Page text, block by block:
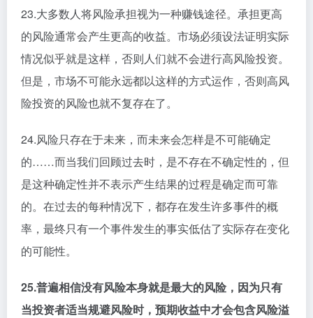
23.大多数人将风险承担视为一种赚钱途径。承担更高
的风险通常会产生更高的收益。市场必须设法证明实际
情况似乎就是这样，否则人们就不会进行高风险投资。
但是，市场不可能永远都以这样的方式运作，否则高风
险投资的风险也就不复存在了。
24.风险只存在于未来，而未来会怎样是不可能确定
的……而当我们回顾过去时，是不存在不确定性的，但
是这种确定性并不表示产生结果的过程是确定而可靠
的。在过去的每种情况下，都存在发生许多事件的概
率，最终只有一个事件发生的事实低估了实际存在变化
的可能性。
25.普遍相信没有风险本身就是最大的风险，因为只有
当投资者适当规避风险时，预期收益中才会包含风险溢